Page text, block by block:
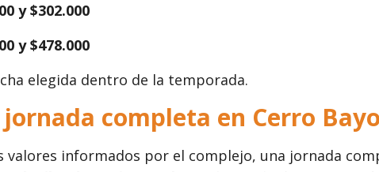
y $302.000
y $478.000
elegida dentro de la temporada.
completa en Cerro
valores informados por el complejo, una jornada